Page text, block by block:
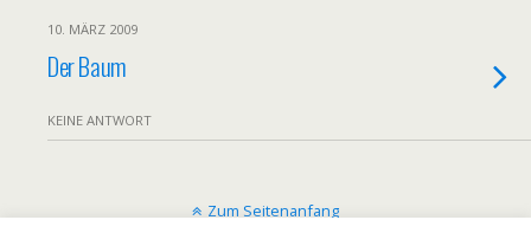
10. MÄRZ 2009
Der Baum
KEINE ANTWORT
Zum Seitenanfang